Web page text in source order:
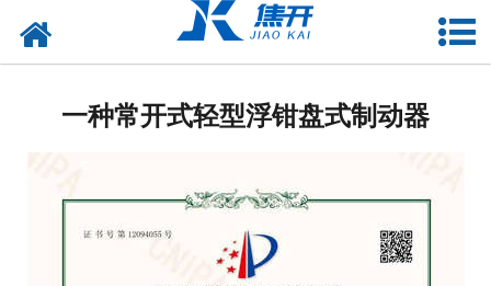
项目案例
媒体中心
一种常开式轻型浮钳盘式制动器